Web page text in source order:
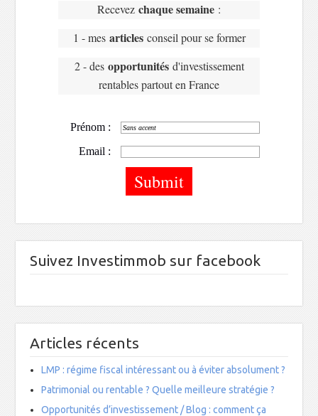
Recevez chaque semaine :
1 - mes articlesconseil pour se former
2 - des opportunités d'investissement
rentables partout en France
Prénom :
Email :
Suivez Investimmob sur facebook
Articles récents
LMP : régime fiscal intéressant ou à éviter absolument ?
Patrimonial ou rentable ? Quelle meilleure stratégie ?
Opportunités d’investissement / Blog : comment ça